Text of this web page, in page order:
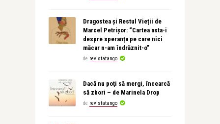
Dragostea și Restul Vieții de
Marcel Petrișor: “Cartea asta-i
despre speranța pe care nici
măcar n-am îndrăznit-o”
de revistatango
Dacă nu poţi să mergi, încearcă
să zbori – de Marinela Drop
de revistatango